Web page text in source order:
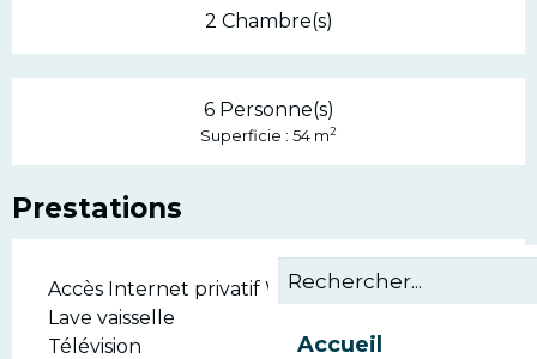
Accueil
2 Chambre(s)
6 Personne(s)
Superficie : 54 m2
Prestations
Accès Internet privatif Wifi
Lave vaisselle
Télévision